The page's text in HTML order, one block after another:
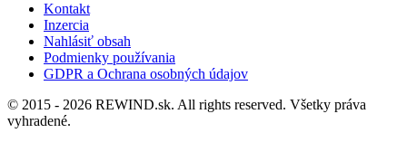
Kontakt
Inzercia
Nahlásiť obsah
Podmienky používania
GDPR a Ochrana osobných údajov
© 2015 - 2026 REWIND.sk. All rights reserved. Všetky práva
vyhradené.